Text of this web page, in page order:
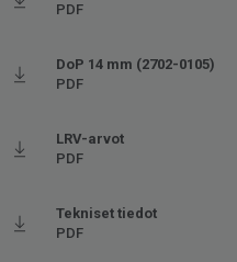
PDF
DoP 14 mm (2702-0105)
PDF
LRV-arvot
PDF
Tekniset tiedot
PDF